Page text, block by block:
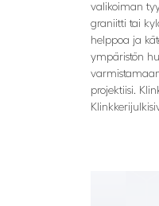
valikoiman
graniitti tai
helppoa ja
ympäristön
projektiisi.